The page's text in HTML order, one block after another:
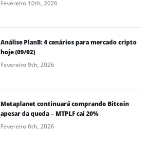
Fevereiro 10th, 2026
Análise PlanB: 4 cenários para mercado cripto
hoje (09/02)
Fevereiro 9th, 2026
Metaplanet continuará comprando Bitcoin
apesar da queda – MTPLF cai 20%
Fevereiro 6th, 2026